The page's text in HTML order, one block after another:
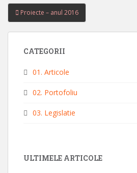
Navigare
în
articole
Proiecte – anul 2016
CATEGORII
01. Articole
02. Portofoliu
03. Legislatie
ULTIMELE ARTICOLE